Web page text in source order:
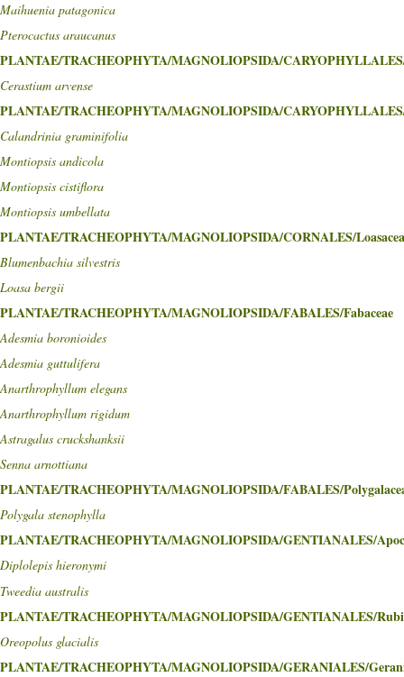
Maihuenia patagonica
Pterocactus araucanus
PLANTAE/TRACHEOPHYTA/MAGNOLIOPSIDA/
Cerastium arvense
PLANTAE/TRACHEOPHYTA/MAGNOLIOPSIDA/
Calandrinia graminifolia
Montiopsis andicola
Montiopsis cistiflora
Montiopsis umbellata
PLANTAE/TRACHEOPHYTA/MAGNOLIOPSIDA/CORNALES/
Blumenbachia silvestris
Loasa bergii
PLANTAE/TRACHEOPHYTA/MAGNOLIOPSIDA/FABALES/Fabaceae
Adesmia boronioides
Adesmia guttulifera
Anarthrophyllum elegans
Anarthrophyllum rigidum
Astragalus cruckshanksii
Senna arnottiana
PLANTAE/TRACHEOPHYTA/MAGNOLIOPSIDA/FABALES/
Polygala stenophylla
PLANTAE/TRACHEOPHYTA/MAGNOLIOPSIDA/GENTIANALES/
Diplolepis hieronymi
Tweedia australis
PLANTAE/TRACHEOPHYTA/MAGNOLIOPSIDA/GENTIANALES/
Oreopolus glacialis
PLANTAE/TRACHEOPHYTA/MAGNOLIOPSIDA/GERANIALES/